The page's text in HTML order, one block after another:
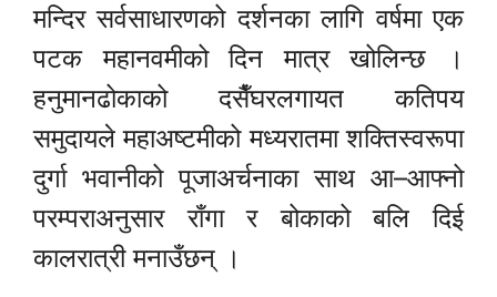
मन्दिर सर्वसाधारणको दर्शनका लागि वर्षमा एक
पटक महानवमीको दिन मात्र खोलिन्छ ।
हनुमानढोकाको दसैँघरलगायत कतिपय
समुदायले महाअष्टमीको मध्यरातमा शक्तिस्वरूपा
दुर्गा भवानीको पूजाअर्चनाका साथ आ–आफ्नो
परम्पराअनुसार राँगा र बोकाको बलि दिई
कालरात्री मनाउँछन् ।